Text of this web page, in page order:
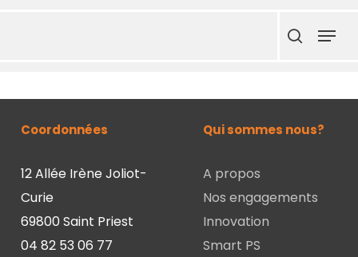
search
Menu
Coordonnées
12 Allée Irène Joliot-
Curie
69800 Saint Priest
04 82 53 06 77
Qui sommes nous?
A propos
Nos engagements
Innovation
Smart PS